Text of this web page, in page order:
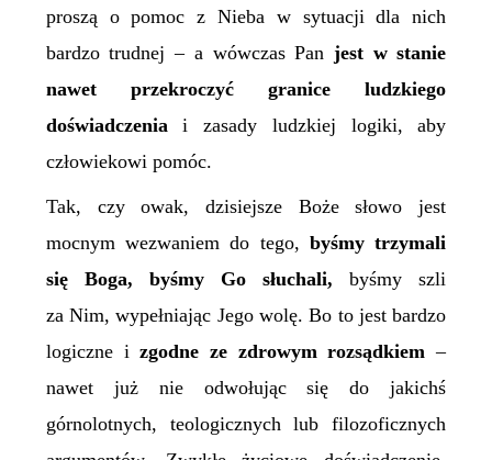
proszą o pomoc z Nieba w sytuacji dla nich
bardzo trudnej – a wówczas Pan jest w stanie
nawet przekroczyć granice ludzkiego
doświadczeniai zasady ludzkiej logiki, aby
człowiekowi pomóc.
Tak, czy owak, dzisiejsze Boże słowo jest
mocnym wezwaniem do tego, byśmy trzymali
się Boga, byśmy Go słuchali,byśmy szli
za Nim, wypełniając Jego wolę. Bo to jest bardzo
logiczne izgodne ze zdrowym rozsądkiem –
nawet już nie odwołując się do jakichś
górnolotnych, teologicznych lub filozoficznych